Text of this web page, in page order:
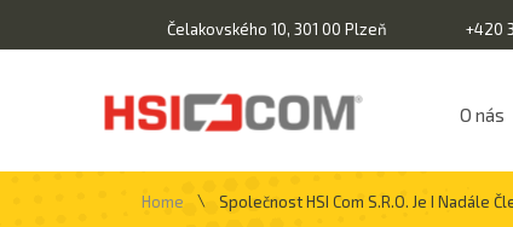
Čelakovského 10, 301 00 Plzeň +420
O nás
Home \ Společnost HSI Com S.r.o. Je I Nadále